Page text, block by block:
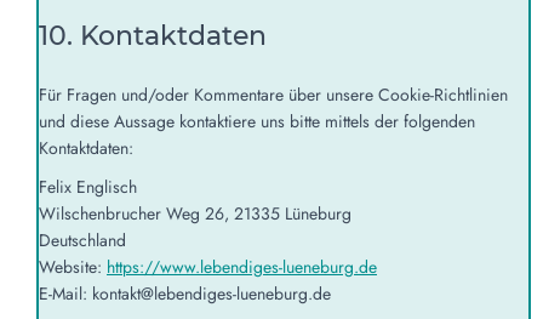
10. Kontaktdaten
Für Fragen und/oder Kommentare über unsere Cookie-Richtlinien
und diese Aussage kontaktiere uns bitte mittels der folgenden
Kontaktdaten:
Felix Englisch
Wilschenbrucher Weg 26, 21335 Lüneburg
Deutschland
Website: https://www.lebendiges-lueneburg.de
E-Mail: kontakt@lebendiges-lueneburg.de